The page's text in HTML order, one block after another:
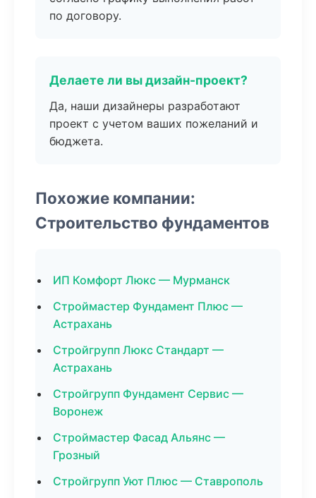
по договору.
Делаете ли вы дизайн-проект?
Да, наши дизайнеры разработают
проект с учетом ваших пожеланий и
бюджета.
Похожие компании:
Строительство фундаментов
ИП Комфорт Люкс — Мурманск
Строймастер Фундамент Плюс —
Астрахань
Стройгрупп Люкс Стандарт —
Астрахань
Стройгрупп Фундамент Сервис —
Воронеж
Строймастер Фасад Альянс —
Грозный
Стройгрупп Уют Плюс — Ставрополь